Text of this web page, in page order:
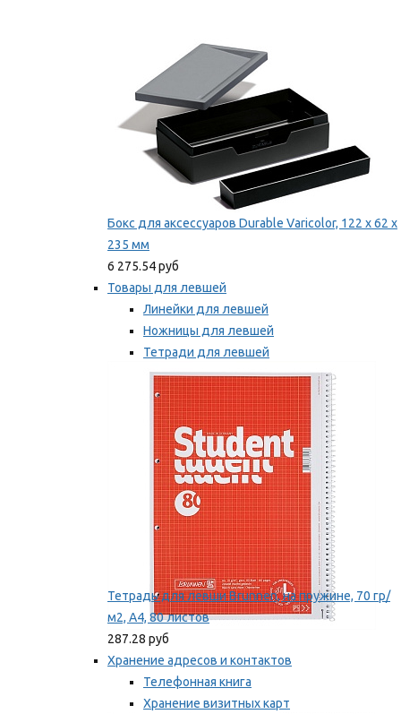
Бокс для аксессуаров Durable Varicolor, 122 x 62 x
235 мм
6 275.54 руб
Товары для левшей
Линейки для левшей
Ножницы для левшей
Тетради для левшей
Точилки для левшей
Мы рекомендуем
Тетрадь для левши Brunnen, на пружине, 70 гр/
м2, А4, 80 листов
287.28 руб
Хранение адресов и контактов
Телефонная книга
Хранение визитных карт